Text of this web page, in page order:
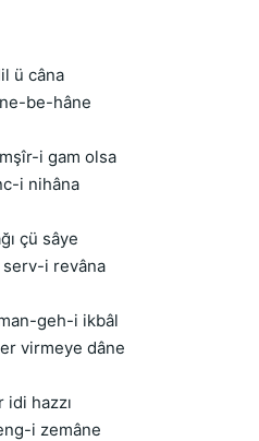
ü câna
be-hâne
i gam olsa
i nihâna
çü sâye
i revâna
geh-i ikbâl
virmeye dâne
hazzı
i zemâne